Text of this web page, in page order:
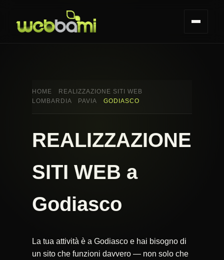
HOME
REALIZZAZIONE SITI WEB
LOMBARDIA
PAVIA GODIASCO
REALIZZAZIONE
SITI WEB a
Godiasco
La tua attività è a Godiasco e hai bisogno di
un sito che funzioni davvero — non solo che